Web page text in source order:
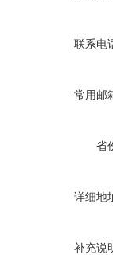
联系电
常用邮
省
详细地
补充说